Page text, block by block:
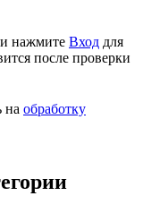
нажмите Вход для
после проверки
на обработку